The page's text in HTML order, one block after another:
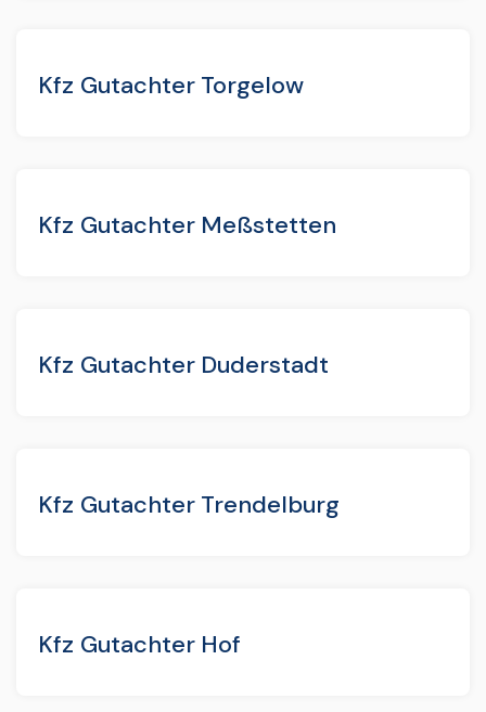
Kfz Gutachter Torgelow
Kfz Gutachter Meßstetten
Kfz Gutachter Duderstadt
Kfz Gutachter Trendelburg
Kfz Gutachter Hof